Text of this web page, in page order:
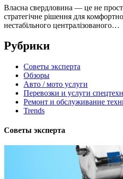
Власна свердловина — це не просто джерело води, а
стратегічне рішення для
нестабільного централізованого…
Рубрики
Советы эксперта
Обзоры
Авто / мото услуги
Перевозки и услуги
Ремонт и обслуживание
Trends
Советы эксперта